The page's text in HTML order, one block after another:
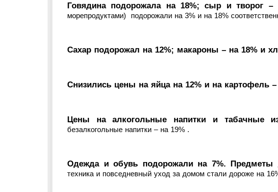
Говядина подорожала на 18%; сыр и творог
морепродуктами) подорожали на 3% и на 18%
Сахар подорожал на 12%; макароны – на 18% и
Снизились цены на яйца на 12% и на картофель –
Цены на алкогольные напитки и табачные
безалкогольные напитки – на 19% .
Одежда и обувь подорожали на 7%. Предметы
техника и повседневный уход за домом стали дороже на